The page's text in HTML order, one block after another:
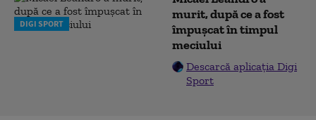
DIGI SPORT
murit, după ce a fost
împușcat în timpul
meciului
Descarcă aplicația Digi
Sport